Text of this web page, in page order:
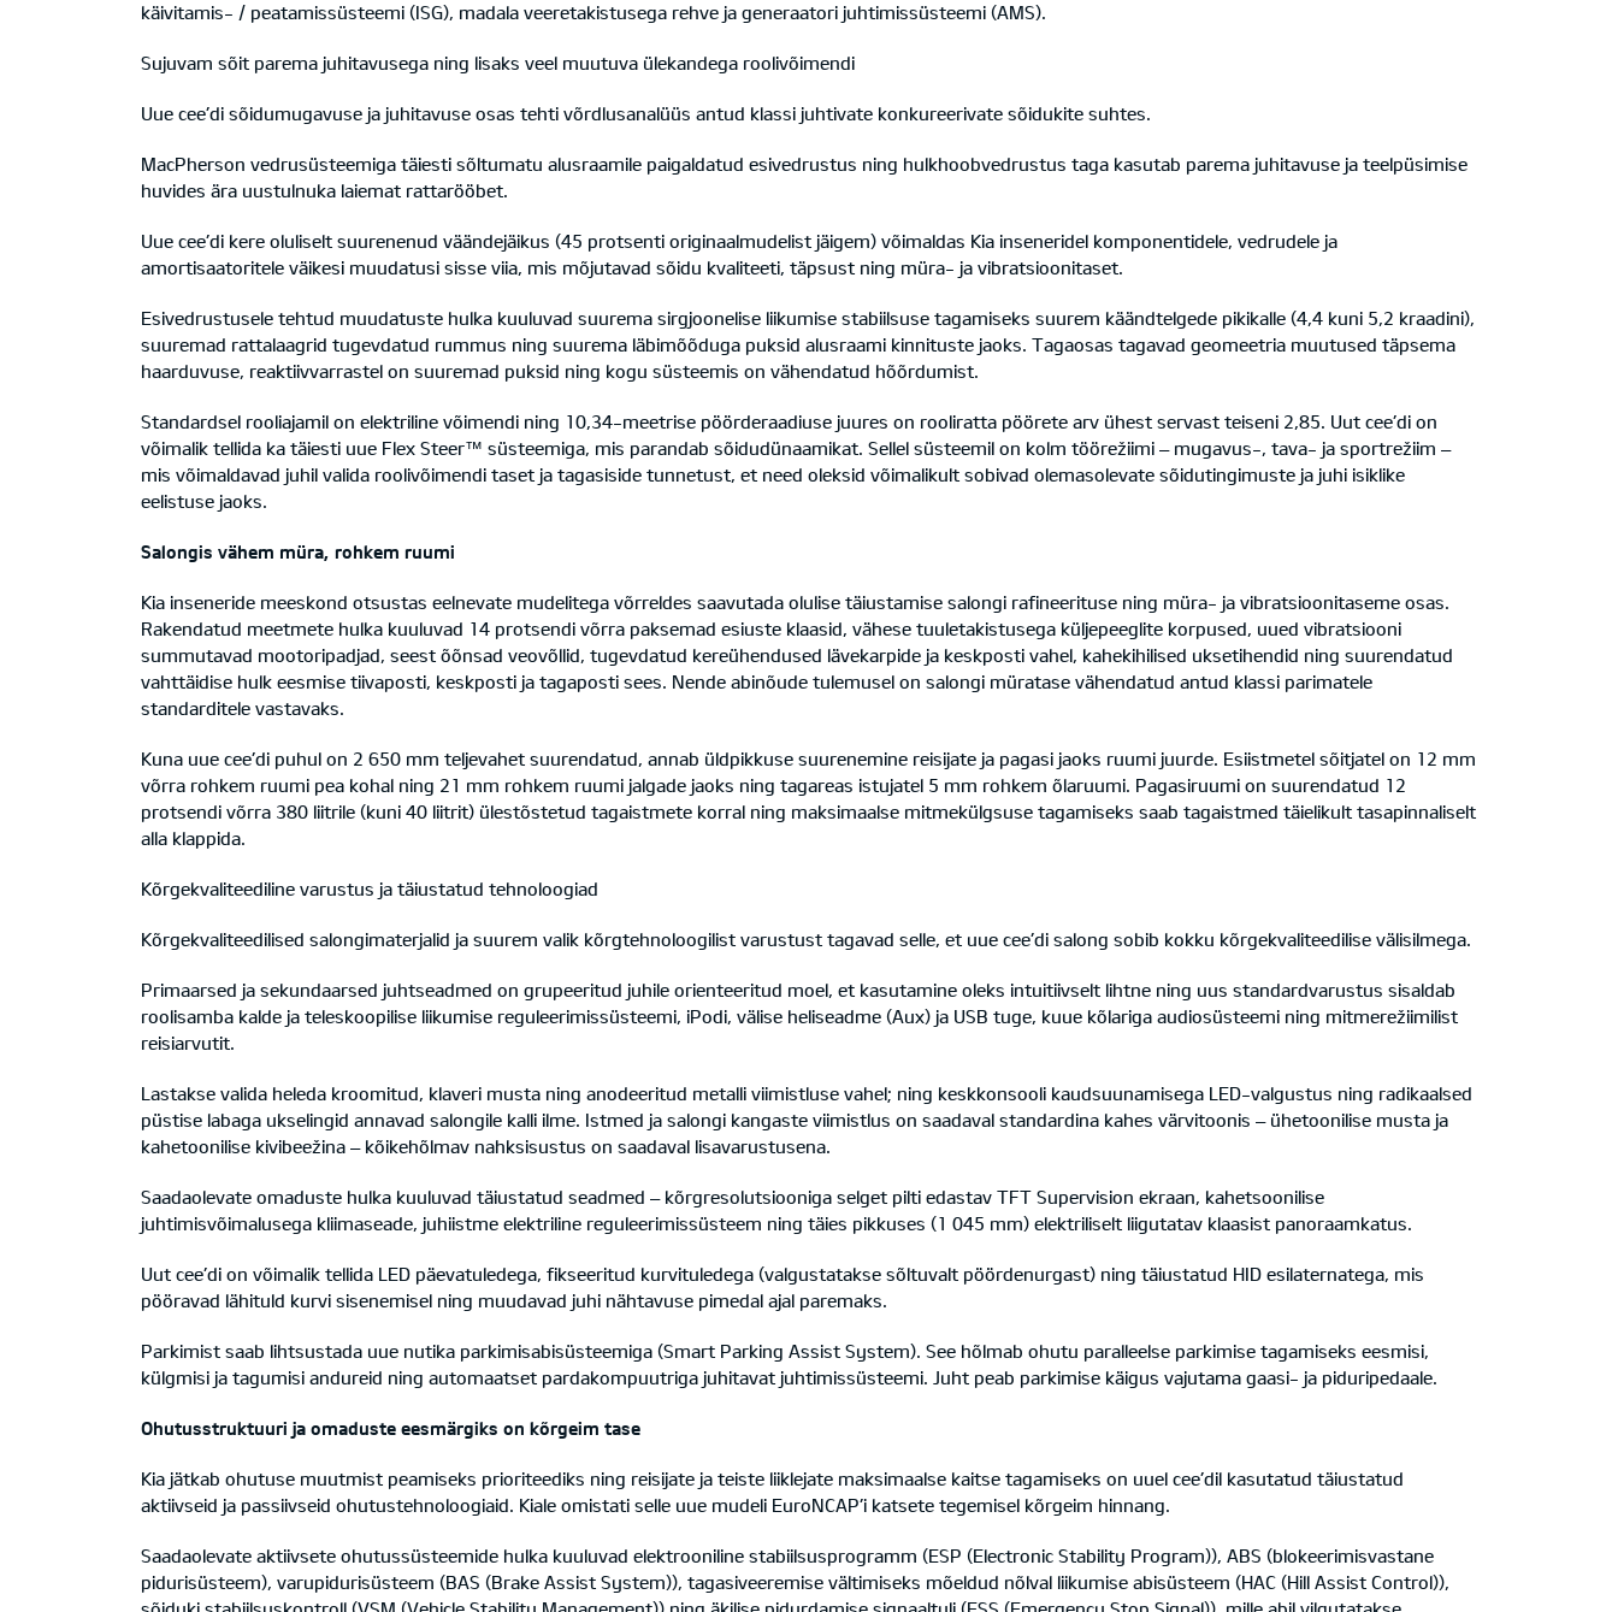
käivitamis- / peatamissüsteemi (ISG), madala veeretakistusega rehve ja generaatori juhtimissüsteemi (AMS).
Sujuvam sõit parema juhitavusega ning lisaks veel muutuva ülekandega roolivõimendi
Uue cee’di sõidumugavuse ja juhitavuse osas tehti võrdlusanalüüs antud klassi juhtivate konkureerivate sõidukite suhtes.
MacPherson vedrusüsteemiga täiesti sõltumatu alusraamile paigaldatud esivedrustus ning hulkhoobvedrustus taga kasutab parema juhitavuse ja teelpüsimise
huvides ära uustulnuka laiemat rattarööbet.
Uue cee’di kere oluliselt suurenenud väändejäikus (45 protsenti originaalmudelist jäigem) võimaldas Kia inseneridel komponentidele, vedrudele ja
amortisaatoritele väikesi muudatusi sisse viia, mis mõjutavad sõidu kvaliteeti, täpsust ning müra- ja vibratsioonitaset.
Esivedrustusele tehtud muudatuste hulka kuuluvad suurema sirgjoonelise liikumise stabiilsuse tagamiseks suurem käändtelgede pikikalle (4,4 kuni 5,2 kraadini),
suuremad rattalaagrid tugevdatud rummus ning suurema läbimõõduga puksid alusraami kinnituste jaoks. Tagaosas tagavad geomeetria muutused täpsema
haarduvuse, reaktiivvarrastel on suuremad puksid ning kogu süsteemis on vähendatud hõõrdumist.
Standardsel rooliajamil on elektriline võimendi ning 10,34-meetrise pöörderaadiuse juures on rooliratta pöörete arv ühest servast teiseni 2,85. Uut cee’di on
võimalik tellida ka täiesti uue Flex Steer™ süsteemiga, mis parandab sõidudünaamikat. Sellel süsteemil on kolm töörežiimi – mugavus-, tava- ja sportrežiim –
mis võimaldavad juhil valida roolivõimendi taset ja tagasiside tunnetust, et need oleksid võimalikult sobivad olemasolevate sõidutingimuste ja juhi isiklike
eelistuse jaoks.
Salongis vähem müra, rohkem ruumi
Kia inseneride meeskond otsustas eelnevate mudelitega võrreldes saavutada olulise täiustamise salongi rafineerituse ning müra- ja vibratsioonitaseme osas.
Rakendatud meetmete hulka kuuluvad 14 protsendi võrra paksemad esiuste klaasid, vähese tuuletakistusega küljepeeglite korpused, uued vibratsiooni
summutavad mootoripadjad, seest õõnsad veovõllid, tugevdatud kereühendused lävekarpide ja keskposti vahel, kahekihilised uksetihendid ning suurendatud
vahttäidise hulk eesmise tiivaposti, keskposti ja tagaposti sees. Nende abinõude tulemusel on salongi müratase vähendatud antud klassi parimatele
standarditele vastavaks.
Kuna uue cee’di puhul on 2 650 mm teljevahet suurendatud, annab üldpikkuse suurenemine reisijate ja pagasi jaoks ruumi juurde. Esiistmetel sõitjatel on 12 mm
võrra rohkem ruumi pea kohal ning 21 mm rohkem ruumi jalgade jaoks ning tagareas istujatel 5 mm rohkem õlaruumi. Pagasiruumi on suurendatud 12
protsendi võrra 380 liitrile (kuni 40 liitrit) ülestõstetud tagaistmete korral ning maksimaalse mitmekülgsuse tagamiseks saab tagaistmed täielikult tasapinnaliselt
alla klappida.
Kõrgekvaliteediline varustus ja täiustatud tehnoloogiad
Kõrgekvaliteedilised salongimaterjalid ja suurem valik kõrgtehnoloogilist varustust tagavad selle, et uue cee’di salong sobib kokku kõrgekvaliteedilise välisilmega.
Primaarsed ja sekundaarsed juhtseadmed on grupeeritud juhile orienteeritud moel, et kasutamine oleks intuitiivselt lihtne ning uus standardvarustus sisaldab
roolisamba kalde ja teleskoopilise liikumise reguleerimissüsteemi, iPodi, välise heliseadme (Aux) ja USB tuge, kuue kõlariga audiosüsteemi ning mitmerežiimilist
reisiarvutit.
Lastakse valida heleda kroomitud, klaveri musta ning anodeeritud metalli viimistluse vahel; ning keskkonsooli kaudsuunamisega LED-valgustus ning radikaalsed
püstise labaga ukselingid annavad salongile kalli ilme. Istmed ja salongi kangaste viimistlus on saadaval standardina kahes värvitoonis – ühetoonilise musta ja
kahetoonilise kivibeežina – kõikehõlmav nahksisustus on saadaval lisavarustusena.
Saadaolevate omaduste hulka kuuluvad täiustatud seadmed – kõrgresolutsiooniga selget pilti edastav TFT Supervision ekraan, kahetsoonilise
juhtimisvõimalusega kliimaseade, juhiistme elektriline reguleerimissüsteem ning täies pikkuses (1 045 mm) elektriliselt liigutatav klaasist panoraamkatus.
Uut cee’di on võimalik tellida LED päevatuledega, fikseeritud kurvituledega (valgustatakse sõltuvalt pöördenurgast) ning täiustatud HID esilaternatega, mis
pööravad lähituld kurvi sisenemisel ning muudavad juhi nähtavuse pimedal ajal paremaks.
Parkimist saab lihtsustada uue nutika parkimisabisüsteemiga (Smart Parking Assist System). See hõlmab ohutu paralleelse parkimise tagamiseks eesmisi,
külgmisi ja tagumisi andureid ning automaatset pardakompuutriga juhitavat juhtimissüsteemi. Juht peab parkimise käigus vajutama gaasi- ja piduripedaale.
Ohutusstruktuuri ja omaduste eesmärgiks on kõrgeim tase
Kia jätkab ohutuse muutmist peamiseks prioriteediks ning reisijate ja teiste liiklejate maksimaalse kaitse tagamiseks on uuel cee’dil kasutatud täiustatud
aktiivseid ja passiivseid ohutustehnoloogiaid. Kiale omistati selle uue mudeli EuroNCAP’i katsete tegemisel kõrgeim hinnang.
Saadaolevate aktiivsete ohutussüsteemide hulka kuuluvad elektrooniline stabiilsusprogramm (ESP (Electronic Stability Program)), ABS (blokeerimisvastane
pidurisüsteem), varupidurisüsteem (BAS (Brake Assist System)), tagasiveeremise vältimiseks mõeldud nõlval liikumise abisüsteem (HAC (Hill Assist Control)),